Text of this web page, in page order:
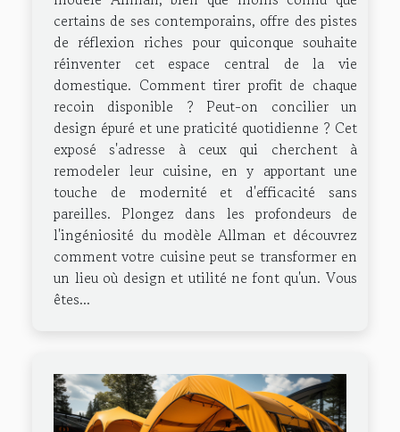
certains de ses contemporains, offre des pistes
de réflexion riches pour quiconque souhaite
réinventer cet espace central de la vie
domestique. Comment tirer profit de chaque
recoin disponible ? Peut-on concilier un
design épuré et une praticité quotidienne ? Cet
exposé s'adresse à ceux qui cherchent à
remodeler leur cuisine, en y apportant une
touche de modernité et d'efficacité sans
pareilles. Plongez dans les profondeurs de
l'ingéniosité du modèle Allman et découvrez
comment votre cuisine peut se transformer en
un lieu où design et utilité ne font qu'un. Vous
êtes...